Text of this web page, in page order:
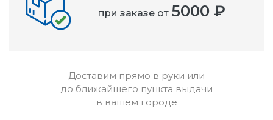
при заказе от 5000 ₽
Доставим прямо в руки или
до ближайшего пункта выдачи
в вашем городе